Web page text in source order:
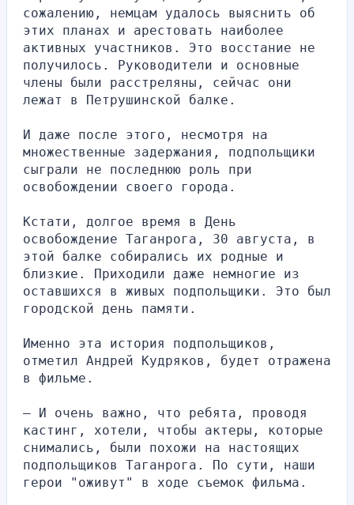
сожалению, немцам удалось выяснить об
этих планах и арестовать наиболее
активных участников. Это восстание не
получилось. Руководители и основные
члены были расстреляны, сейчас они
лежат в Петрушинской балке.
И даже после этого, несмотря на
множественные задержания, подпольщики
сыграли не последнюю роль при
освобождении своего города.
Кстати, долгое время в День
освобождение Таганрога, 30 августа, в
этой балке собирались их родные и
близкие. Приходили даже немногие из
оставшихся в живых подпольщики. Это был
городской день памяти.
Именно эта история подпольщиков,
отметил Андрей Кудряков, будет отражена
в фильме.
— И очень важно, что ребята, проводя
кастинг, хотели, чтобы актеры, которые
снимались, были похожи на настоящих
подпольщиков Таганрога. По сути, наши
герои "оживут" в ходе съемок фильма.